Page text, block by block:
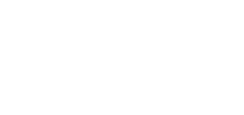
kedatanganmu...